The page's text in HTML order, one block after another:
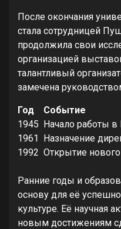
После окончания
стала сотрудницей
продолжила свои
организацией
талантливый
замечена
Год
Событие
1945 Начало работы
1961 Назначение
1992 Открытие
Ранние годы и
основу для её
культуре. Её научная
новым достижениям